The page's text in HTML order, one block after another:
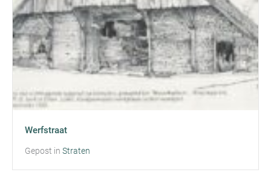
Werfstraat
Gepost in Straten